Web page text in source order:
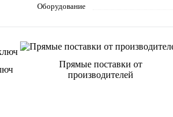
Оборудование
Прямые поставки от
производителей